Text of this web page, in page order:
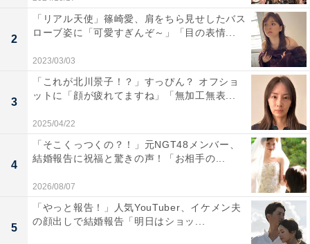
2
「リアル天使」篠崎愛、肩をちら見せしたバス
ローブ姿に「可愛すぎんぞ～」「目の表情...
2023/03/03
3
「これが北川景子！？」すっぴん？ オフショ
ットに「顔が疲れてますね」「無加工無表...
2025/04/22
4
「そこくっつくの？！」元NGT48メンバー、
結婚報告に祝福と驚きの声！「お相手の...
2026/08/07
5
「やっと報告！」人気YouTuber、イケメン夫
の顔出しで結婚報告「明日はショッ...